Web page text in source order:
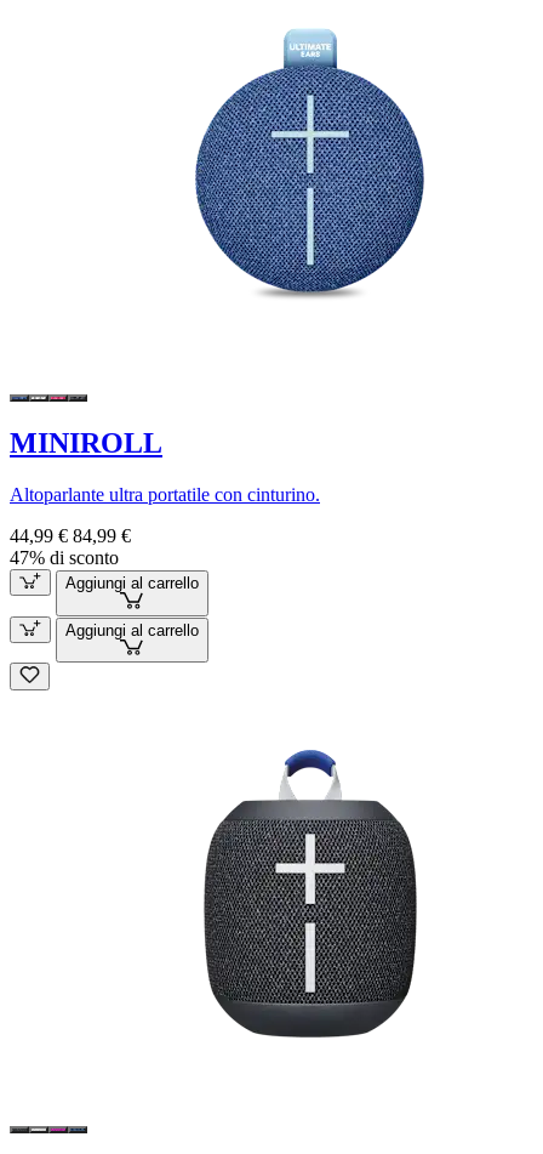
MINIROLL
Altoparlante ultra portatile con cinturino.
44,99 € 84,99 €
47% di sconto
Aggiungi al carrello
Aggiungi al carrello